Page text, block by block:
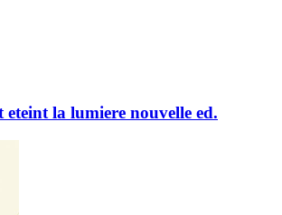
la lumiere nouvelle ed.